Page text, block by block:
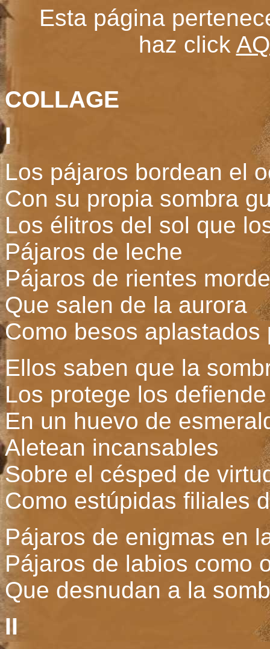
Esta página
haz click
COLLAGE
I
Los pájaros bordean el
Con su propia sombra
Los élitros del sol que
Pájaros de leche
Pájaros de rientes
Que salen de la aurora
Como besos aplastados
Ellos saben que la
Los protege los
En un huevo de
Aletean incansables
Sobre el césped de
Como estúpidas filiales
Pájaros de enigmas en
Pájaros de labios como
Que desnudan a la
II